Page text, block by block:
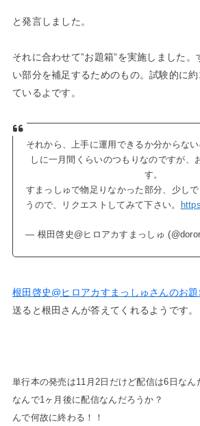
と発言しました。
それに合わせて”お題箱”を実施しました
い部分を補足するためのもの。試験的に
ているよです。
それから、上手に運用できるか分からな
しに一月間くらいのつもりなのですが、
す。
すまっしゅで物足りなかった部分、少し
うので、リクエストしてみて下さい。
— 根田啓史@ヒロアカすまっしゅ
根田啓史@ヒロアカすまっしゅさんのお
送ると根田さんが答えてくれるようです。
単行本の発売は11月2日だけど配信は6日なん
なんで1ヶ月後に配信なんだろうか？
んで何故に終わる！！